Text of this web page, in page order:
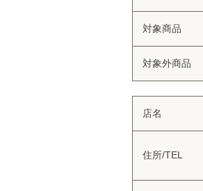
対象商品
対象外商品
店名
住所/TEL